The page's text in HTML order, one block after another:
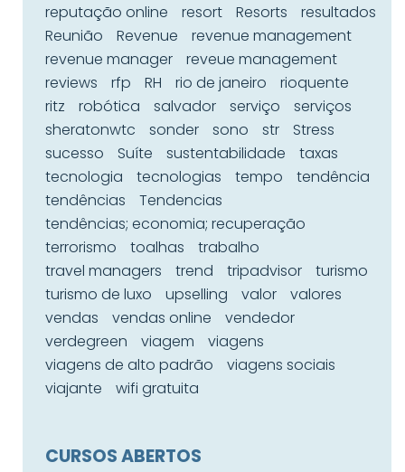
reputação online
resort Resorts
resultados
Reunião
Revenue
revenue management
revenue manager
reveue management
reviews
rfp RH rio de janeiro
rioquente
ritz
robótica salvador serviço
serviços
sheratonwtc
sonder sono str
Stress
sucesso
Suíte sustentabilidade
taxas
tecnologia
tecnologias tempo
tendência
tendências
Tendencias
tendências; economia; recuperação
terrorismo
toalhas
trabalho
travel managers
trend tripadvisor
turismo
turismo de luxo
upselling valor
valores
vendas
vendas online
vendedor
verdegreen
viagem
viagens
viagens de alto padrão
viagens sociais
viajante
wifi gratuita
CURSOS ABERTOS